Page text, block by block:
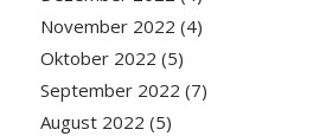
November 2022 (4)
Oktober 2022 (5)
September 2022 (7)
August 2022 (5)